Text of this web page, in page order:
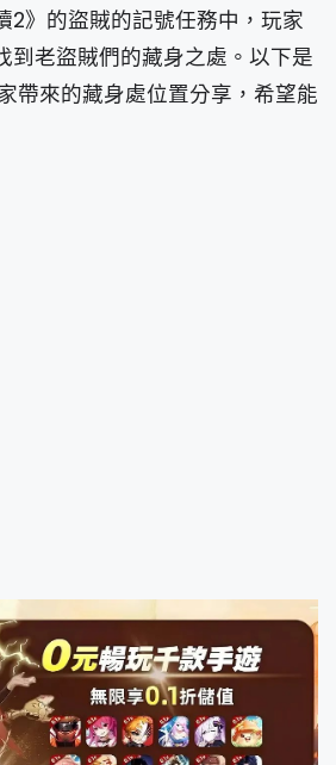
2》的盜賊的記號任務中，玩家
到老盜賊們的藏身之處。以下是
帶來的藏身處位置分享，希望能